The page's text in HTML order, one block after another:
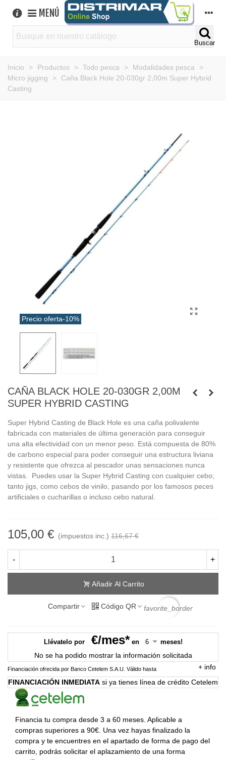
MENÚ
Buscar
Inicio > Productos > Todo pesca > Modalidades pesca
>
Micro jigging
>
Caña Black Hole 20-030gr 2,00m Super Hybrid
Casting
Precio oferta-10%
CAÑA BLACK HOLE 20-030GR 2,00M
SUPER HYBRID CASTING
Super Hybrid Casting de Black Hole es una caña polivalente
fabricada con materiales de última generación para conseguir
una alta efectividad con un menor peso. Está compuesta de 80%
de carbono especial para poder conseguir una estructura liviana
y resistente que ofrezca al pescador unas sensaciones nunca
vistas. Puedes usar la Super Hybrid Casting con cualquier cebo;
tanto jigs, como cebos de vinilo, pasando por los famosos peces
artificiales o cucharillas o incluso cebo natural.
105,00 € (impuestos inc.) 116,67 €
- +
Añadir Al Carrito
Compartir Código QR favorite_border
Llévatelo por €/mes*en meses!
No se ha podido mostrar la información solicitada
Financiación ofrecida por Banco Cetelem S.A.U. Válido hasta + info
FINANCIACIÓN INMEDIATA si ya tienes línea de crédito Cetelem
Financia tu compra desde 3 a 60 meses. Aplicable a
compras superiores a 90€. Una vez hayas finalizado la
compra y te encuentres en el apartado de forma de pago del
carrito, podrás solicitar el aplazamiento de una forma